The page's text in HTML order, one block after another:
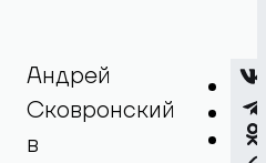
Андрей
Сковронский
в